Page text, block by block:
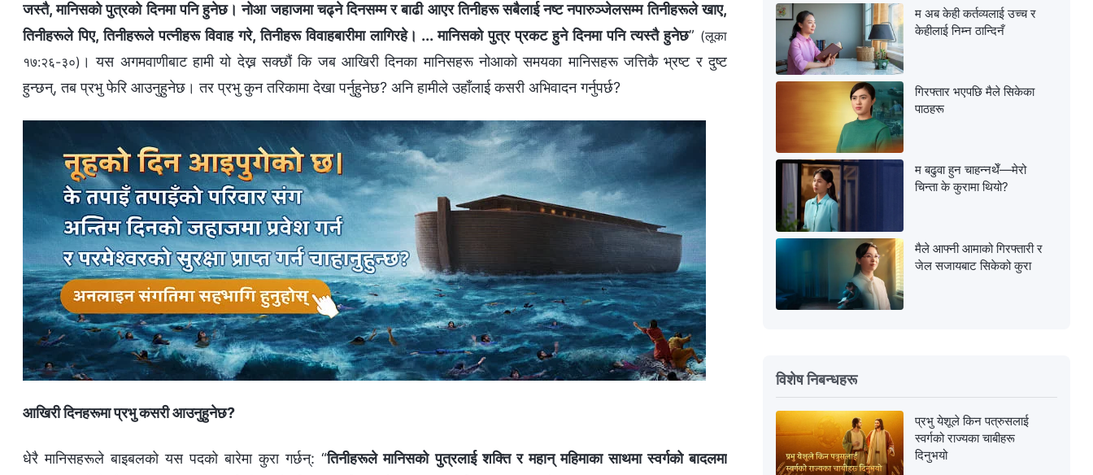
जस्तै, मानिसको पुत्रको दिनमा पनि हुनेछ। नोआ जहाजमा चढ्‍ने दिनसम्म र बाढी आएर तिनीहरू सबैलाई नष्ट नपारुञ्‍जेलसम्म तिनीहरूले खाए,
तिनीहरूले पिए, तिनीहरूले पत्‍नीहरू विवाह गरे, तिनीहरू विवाहबारीमा लागिरहे। ... मानिसको पुत्र प्रकट हुने दिनमा पनि त्यस्तै हुनेछ” (लूका
१७:२६-३०) । यस अगमवाणीबाट हामी यो देख्न सक्छौं कि जब आखिरी दिनका मानिसहरू नोआको समयका मानिसहरू जत्तिकै भ्रष्ट र दुष्ट
हुन्छन्, तब प्रभु फेरि आउनुहुनेछ। तर प्रभु कुन तरिकामा देखा पर्नुहुनेछ? अनि हामीले उहाँलाई कसरी अभिवादन गर्नुपर्छ?
आखिरी दिनहरूमा प्रभु कसरी आउनुहुनेछ?
धेरै मानिसहरूले बाइबलको यस पदको बारेमा कुरा गर्छन्: “तिनीहरूले मानिसको पुत्रलाई शक्ति र महान् महिमाका साथमा स्वर्गको बादलमा
म अब केही कर्तव्यलाई उच्च र
केहीलाई निम्न ठान्दिनँ
गिरफ्तार भएपछि मैले सिकेका
पाठहरू
म बढुवा हुन चाहन्नथेँ—मेरो
चिन्ता के कुरामा थियो?
मैले आफ्नी आमाको गिरफ्तारी र
जेल सजायबाट सिकेको कुरा
विशेष निबन्धहरू
प्रभु येशूले किन पत्रुसलाई
स्वर्गको राज्यका चाबीहरू
दिनुभयो